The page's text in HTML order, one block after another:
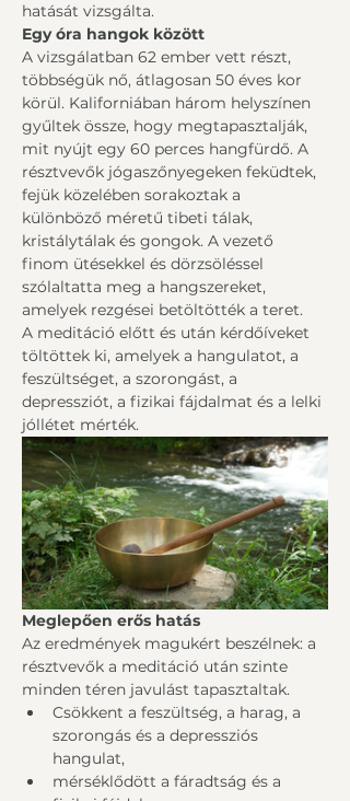
hatását vizsgálta.
Egy óra hangok között
A vizsgálatban 62 ember vett részt,
többségük nő, átlagosan 50 éves kor
körül. Kaliforniában három helyszínen
gyűltek össze, hogy megtapasztalják,
mit nyújt egy 60 perces hangfürdő. A
résztvevők jógaszőnyegeken feküdtek,
fejük közelében sorakoztak a
különböző méretű tibeti tálak,
kristálytálak és gongok. A vezető
finom ütésekkel és dörzsöléssel
szólaltatta meg a hangszereket,
amelyek rezgései betöltötték a teret.
A meditáció előtt és után kérdőíveket
töltöttek ki, amelyek a hangulatot, a
feszültséget, a szorongást, a
depressziót, a fizikai fájdalmat és a lelki
jóllétet mérték.
Meglepően erős hatás
Az eredmények magukért beszélnek: a
résztvevők a meditáció után szinte
minden téren javulást tapasztaltak.
Csökkent a feszültség, a harag, a
szorongás és a depressziós
hangulat,
mérséklődött a fáradtság és a